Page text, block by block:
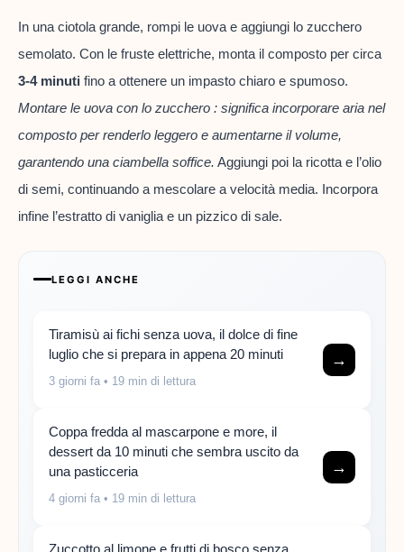
In una ciotola grande, rompi le uova e aggiungi lo zucchero
semolato. Con le fruste elettriche, monta il composto per circa
3-4 minuti fino a ottenere un impasto chiaro e spumoso.
Montare le uova con lo zucchero : significa incorporare aria nel
composto per renderlo leggero e aumentarne il volume,
garantendo una ciambella soffice. Aggiungi poi la ricotta e l’olio
di semi, continuando a mescolare a velocità media. Incorpora
infine l’estratto di vaniglia e un pizzico di sale.
LEGGI ANCHE
Tiramisù ai fichi senza uova, il dolce di fine
luglio che si prepara in appena 20 minuti
3 giorni fa • 19 min di lettura
→
Coppa fredda al mascarpone e more, il
dessert da 10 minuti che sembra uscito da
una pasticceria
4 giorni fa • 19 min di lettura
→
Zuccotto al limone e frutti di bosco senza